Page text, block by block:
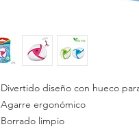
Divertido diseño con hueco
Agarre ergonómico
Borrado limpio